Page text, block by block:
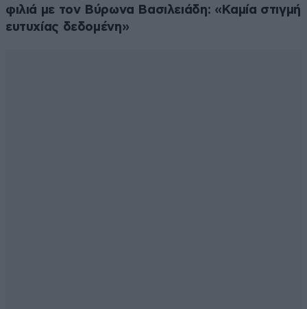
φιλιά με τον Βύρωνα Βασιλειάδη: «Καμία στιγμή
ευτυχίας δεδομένη»